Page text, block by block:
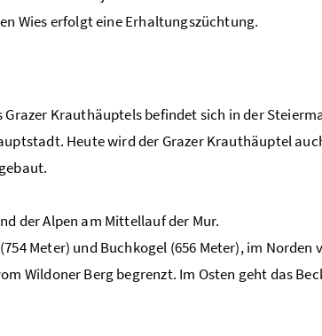
Wies erfolgt eine Erhaltungszüchtung.
Krauthäuptels befindet sich in der
Heute wird der Grazer Krauthäuptel
der Alpen am Mittellauf der Mur.
Meter) und Buchkogel (656 Meter), im Norden
Wildoner Berg begrenzt. Im Osten geht das